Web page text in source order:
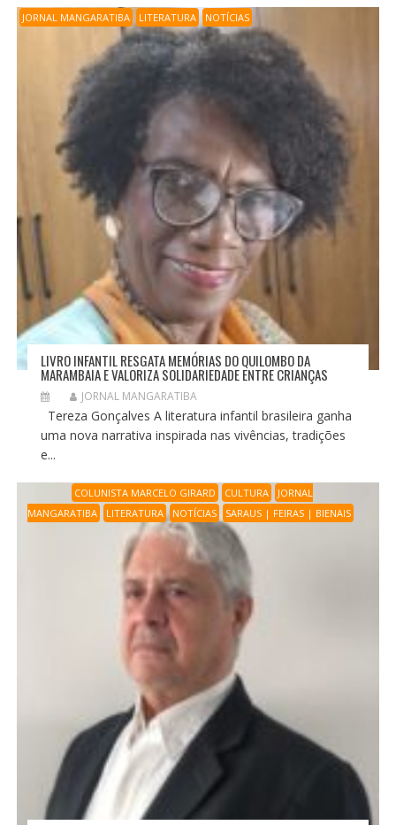
JORNAL MANGARATIBA LITERATURA NOTÍCIAS
LIVRO INFANTIL RESGATA MEMÓRIAS DO QUILOMBO DA
MARAMBAIA E VALORIZA SOLIDARIEDADE ENTRE CRIANÇAS
JORNAL MANGARATIBA
Tereza Gonçalves A literatura infantil brasileira ganha
uma nova narrativa inspirada nas vivências, tradições
e...
COLUNISTA MARCELO GIRARD CULTURA
JORNAL
MANGARATIBA
LITERATURA NOTÍCIAS SARAUS | FEIRAS | BIENAIS